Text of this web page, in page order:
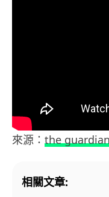
來源： the
相關文章: